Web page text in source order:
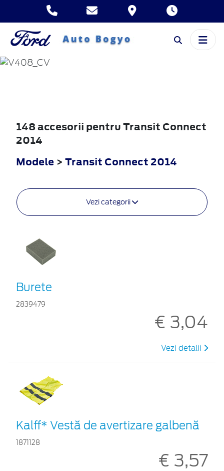
TRANSIT
CONNECT
148 accesorii pentru Transit Connect
2014
Modele > Transit Connect 2014
Vezi categorii
Burete
2839479
€ 3,04
Vezi detalii
Kalff* Vestă de avertizare galbenă
1871128
€ 3,57